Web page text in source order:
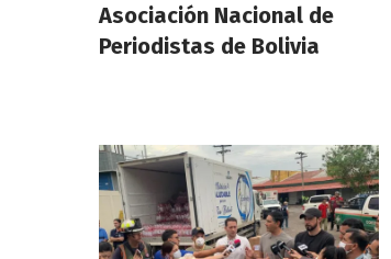
Asociación Nacional de
Periodistas de Bolivia